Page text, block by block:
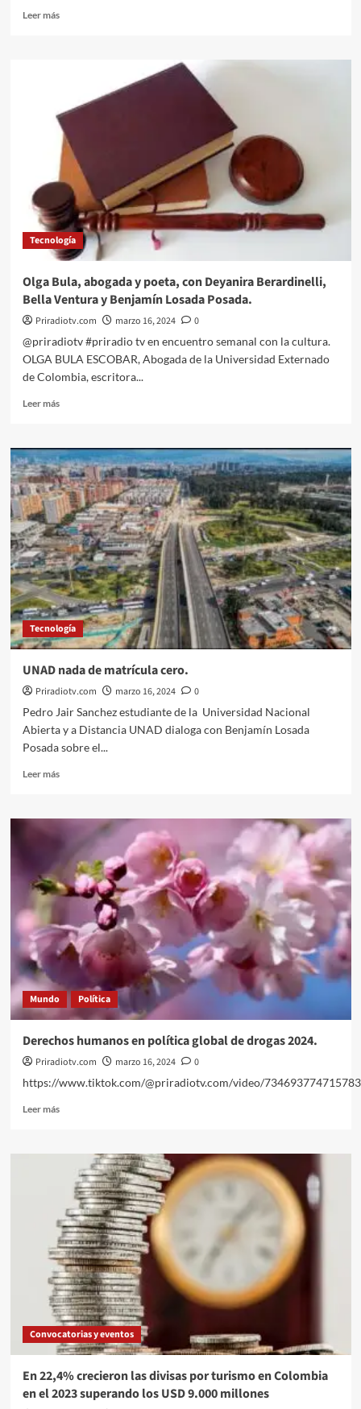
Leer másLeer
del
contrabando
y
aliados
en
Colombia
Tecnología
Olga Bula, abogada y poeta, con Deyanira Berardinelli,
Bella Ventura y Benjamín Losada Posada.
Priradiotv.com marzo 16, 2024
0
@priradiotv #priradio tv en encuentro semanal con la cultura.
OLGA BULA ESCOBAR, Abogada de la Universidad Externado
de Colombia, escritora...
Leer másLeer
Olga
Bula,
abogada
y
poeta,
con
Deyanira
Berardinelli,
Bella
Ventura
y
Benjamín
Losada
Posada.
Tecnología
UNAD nada de matrícula cero.
Priradiotv.com marzo 16, 2024
0
Pedro Jair Sanchez estudiante de la Universidad Nacional
Abierta y a Distancia UNAD dialoga con Benjamín Losada
Posada sobre el...
Leer másLeer
UNAD
matrícula
cero.
Mundo Política
Derechos humanos en política global de drogas 2024.
Priradiotv.com marzo 16, 2024
0
https://www.tiktok.com/@priradiotv.com/video/
Leer másLeer
Derechos
humanos
política
global
de
drogas
2024.
Convocatorias y eventos
En 22,4% crecieron las divisas por turismo en Colombia
en el 2023 superando los USD 9.000 millones